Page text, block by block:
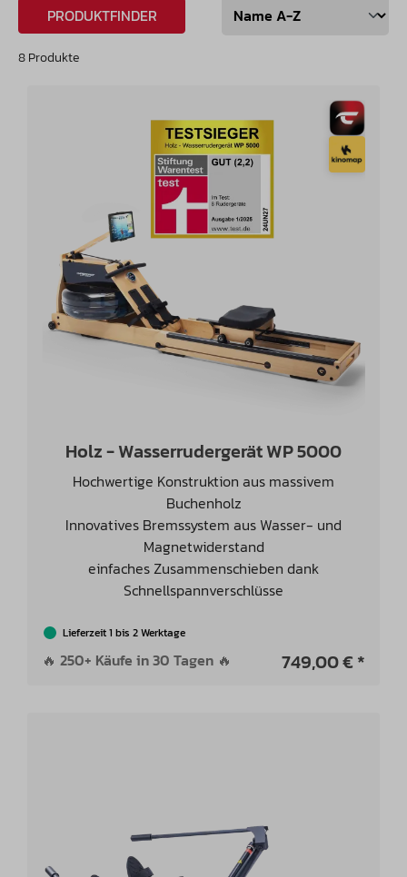
8 Produkte
PRODUKTFINDER
Holz - Wasserrudergerät WP 5000
Hochwertige Konstruktion aus massivem
Buchenholz
Innovatives Bremssystem aus Wasser- und
Magnetwiderstand
einfaches Zusammenschieben dank
Schnellspannverschlüsse
Lieferzeit 1 bis 2 Werktage
🔥 250+ Käufe in 30 Tagen 🔥 749,00 € *